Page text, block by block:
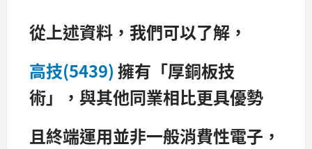
從上述資料，我們可以了解，
高技(5439) 擁有「厚銅板技
術」，與其他同業相比更具優勢
且終端運用並非一般消費性電子，